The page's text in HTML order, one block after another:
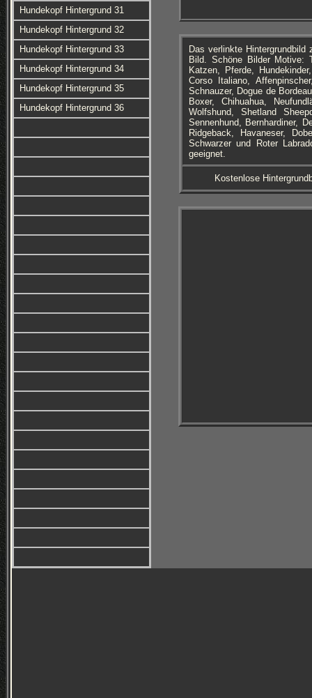
Hundekopf Hintergrund 31
Hundekopf Hintergrund 32
Hundekopf Hintergrund 33
Hundekopf Hintergrund 34
Hundekopf Hintergrund 35
Hundekopf Hintergrund 36
Das verlinkte
Bild. Schöne Bilder Motive:
Katzen, Pferde,
Corso Italiano,
Schnauzer, Dogue de
Boxer, Chihuahua,
Wolfshund, Shetland
Sennenhund, Bernhardiner,
Ridgeback, Havaneser,
Schwarzer und Roter
geeignet.
Kostenlose